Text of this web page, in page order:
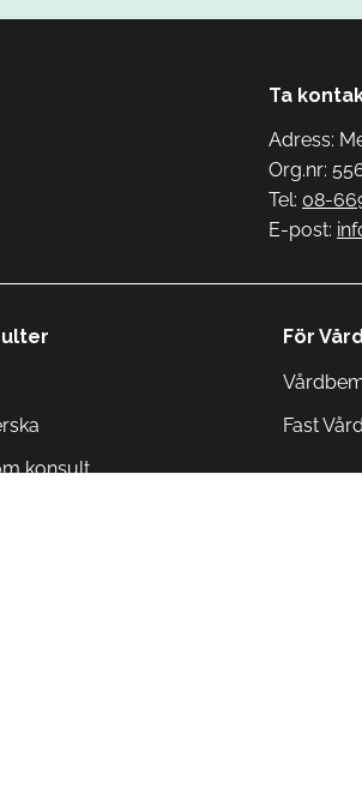
Ta
Adress:
Org.nr:
Tel: 08-
E-post:
konsult
För
Fast